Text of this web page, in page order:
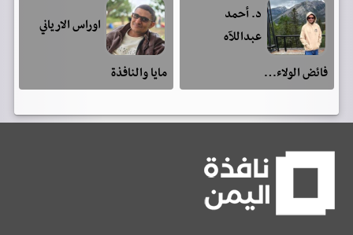
د. أحمد
عبداللآه
فائض الولاء…
اوراس الارياني
مايا والنافذة